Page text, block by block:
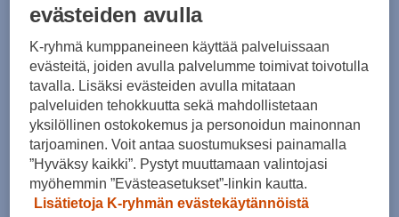
M L XL XXL
Kokotaulukko
evästeiden avulla
K-ryhmä kumppaneineen käyttää palveluissaan
evästeitä, joiden avulla palvelumme toimivat toivotulla
tavalla. Lisäksi evästeiden avulla mitataan
palveluiden tehokkuutta sekä mahdollistetaan
yksilöllinen ostokokemus ja personoidun mainonnan
tarjoaminen. Voit antaa suostumuksesi painamalla
”Hyväksy kaikki”. Pystyt muuttamaan valintojasi
myöhemmin ”Evästeasetukset”-linkin kautta.
Lisätietoja K-ryhmän evästekäytännöistä